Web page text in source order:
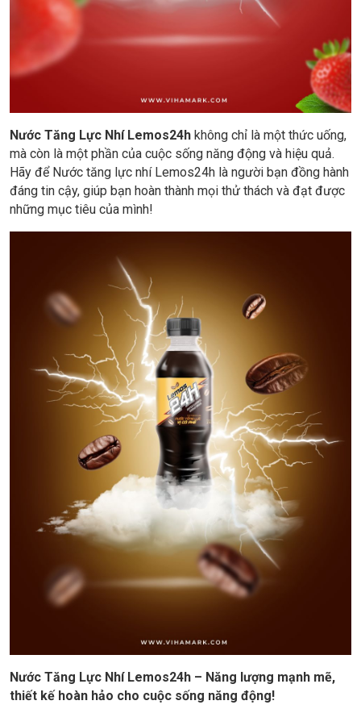
Nước Tăng Lực Nhí Lemos24h không chỉ là một thức uống,
mà còn là một phần của cuộc sống năng động và hiệu quả.
Hãy để Nước tăng lực nhí Lemos24h là người bạn đồng hành
đáng tin cậy, giúp bạn hoàn thành mọi thử thách và đạt được
những mục tiêu của mình!
Nước Tăng Lực Nhí Lemos24h – Năng lượng mạnh mẽ,
thiết kế hoàn hảo cho cuộc sống năng động!